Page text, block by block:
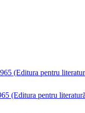
(Editura pentru
(Editura pentru